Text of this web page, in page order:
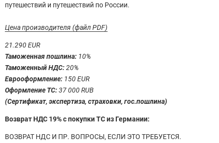
путешествий и путешествий по России.
Цена производителя (файл PDF)
21.290 EUR
Таможенная пошлина: 10%
Таможенный НДС:20%
Еврооформление: 150 EUR
Оформление ТС:37 000 RUB
(Сертификат, экспертиза, страховки, гос.пошлина)
Возврат НДС 19% с покупки ТС из Германии:
ВОЗВРАТ НДС И ПР. ВОПРОСЫ, ЕСЛИ ЭТО ТРЕБУЕТСЯ.